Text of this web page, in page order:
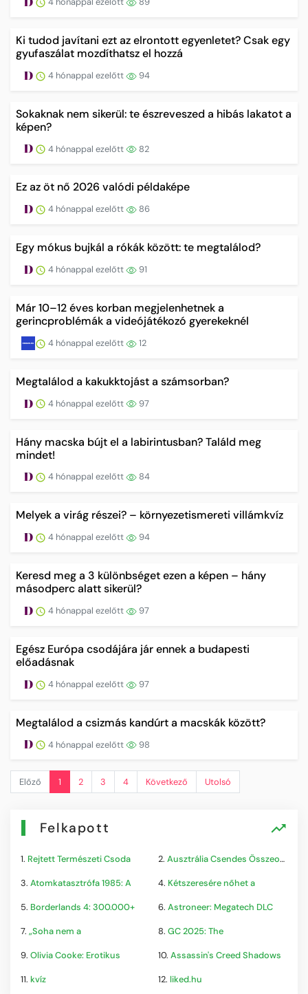
Ki tudod javítani ezt az elrontott egyenletet? Csak egy
gyufaszálat mozdíthatsz el hozzá
4 hónappal ezelőtt 94
Sokaknak nem sikerül: te észreveszed a hibás lakatot a
képen?
4 hónappal ezelőtt 82
Ez az öt nő 2026 valódi példaképe
4 hónappal ezelőtt 86
Egy mókus bujkál a rókák között: te megtalálod?
4 hónappal ezelőtt 91
Már 10–12 éves korban megjelenhetnek a
gerincproblémák a videójátékozó gyerekeknél
4 hónappal ezelőtt 12
Megtalálod a kakukktojást a számsorban?
4 hónappal ezelőtt 97
Hány macska bújt el a labirintusban? Találd meg
mindet!
4 hónappal ezelőtt 84
Melyek a virág részei? – környezetismereti villámkvíz
4 hónappal ezelőtt 94
Keresd meg a 3 különbséget ezen a képen – hány
másodperc alatt sikerül?
4 hónappal ezelőtt 97
Egész Európa csodájára jár ennek a budapesti
előadásnak
4 hónappal ezelőtt 97
Megtalálod a csizmás kandúrt a macskák között?
4 hónappal ezelőtt 98
Előző 1 2 3 4 Következő Utolsó
Felkapott
1. Rejtett Természeti Csoda 2. Ausztrália Csendes Összeomlása
3. Atomkatasztrófa 1985: A 4. Kétszeresére nőhet a
5. Borderlands 4: 300.000+ 6. Astroneer: Megatech DLC
7. „Soha nem a 8. GC 2025: The
9. Olivia Cooke: Erotikus 10. Assassin's Creed Shadows
11. kvíz 12. liked.hu